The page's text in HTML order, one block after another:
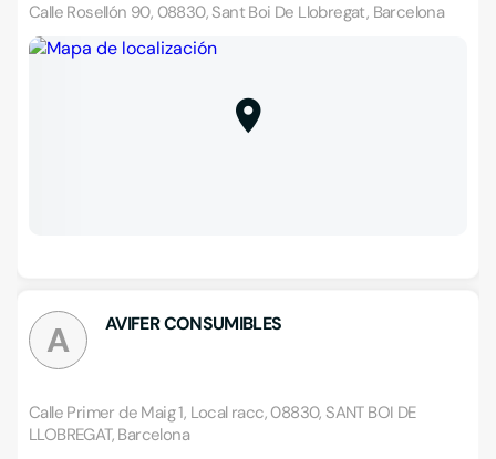
Calle Rosellón 90, 08830, Sant Boi De Llobregat, Barcelona
A AVIFER CONSUMIBLES
Calle Primer de Maig 1, Local racc, 08830, SANT BOI DE
LLOBREGAT, Barcelona